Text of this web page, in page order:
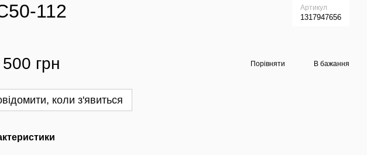
112 Артикул
1317947656
грн Порівняти В бажання
коли з'явиться